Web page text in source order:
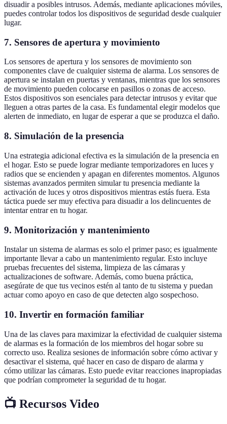
disuadir a posibles intrusos. Además, mediante aplicaciones móviles,
puedes controlar todos los dispositivos de seguridad desde cualquier
lugar.
7. Sensores de apertura y movimiento
Los sensores de apertura y los sensores de movimiento son
componentes clave de cualquier sistema de alarma. Los sensores de
apertura se instalan en puertas y ventanas, mientras que los sensores
de movimiento pueden colocarse en pasillos o zonas de acceso.
Estos dispositivos son esenciales para detectar intrusos y evitar que
lleguen a otras partes de la casa. Es fundamental elegir modelos que
alerten de inmediato, en lugar de esperar a que se produzca el daño.
8. Simulación de la presencia
Una estrategia adicional efectiva es la simulación de la presencia en
el hogar. Esto se puede lograr mediante temporizadores en luces y
radios que se encienden y apagan en diferentes momentos. Algunos
sistemas avanzados permiten simular tu presencia mediante la
activación de luces y otros dispositivos mientras estás fuera. Esta
táctica puede ser muy efectiva para disuadir a los delincuentes de
intentar entrar en tu hogar.
9. Monitorización y mantenimiento
Instalar un sistema de alarmas es solo el primer paso; es igualmente
importante llevar a cabo un mantenimiento regular. Esto incluye
pruebas frecuentes del sistema, limpieza de las cámaras y
actualizaciones de software. Además, como buena práctica,
asegúrate de que tus vecinos estén al tanto de tu sistema y puedan
actuar como apoyo en caso de que detecten algo sospechoso.
10. Invertir en formación familiar
Una de las claves para maximizar la efectividad de cualquier sistema
de alarmas es la formación de los miembros del hogar sobre su
correcto uso. Realiza sesiones de información sobre cómo activar y
desactivar el sistema, qué hacer en caso de disparo de alarma y
cómo utilizar las cámaras. Esto puede evitar reacciones inapropiadas
que podrían comprometer la seguridad de tu hogar.
📺 Recursos Video